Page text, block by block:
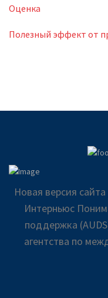
Оценка
Полезный эффект от
Новая версия
Интерньюс
поддержка
агентства по